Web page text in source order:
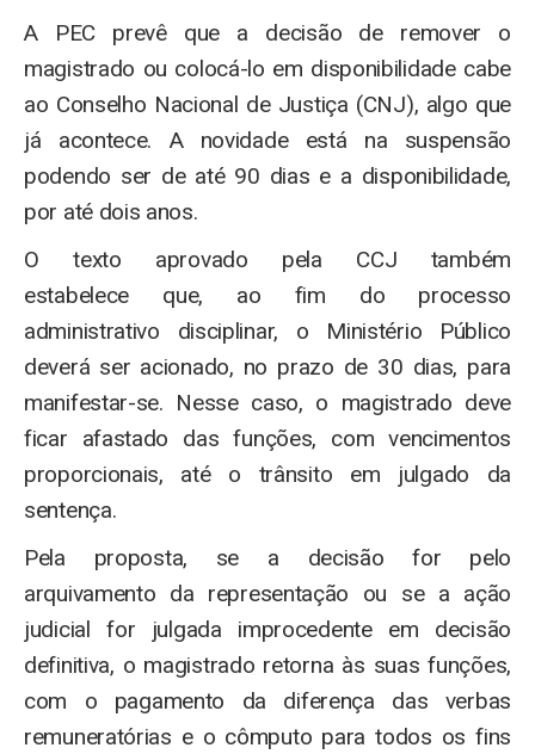
A PEC prevê que a decisão de remover o
magistrado ou colocá-lo em disponibilidade cabe
ao Conselho Nacional de Justiça (CNJ), algo que
já acontece. A novidade está na suspensão
podendo ser de até 90 dias e a disponibilidade,
por até dois anos.
O texto aprovado pela CCJ também
estabelece que, ao fim do processo
administrativo disciplinar, o Ministério Público
deverá ser acionado, no prazo de 30 dias, para
manifestar-se. Nesse caso, o magistrado deve
ficar afastado das funções, com vencimentos
proporcionais, até o trânsito em julgado da
sentença.
Pela proposta, se a decisão for pelo
arquivamento da representação ou se a ação
judicial for julgada improcedente em decisão
definitiva, o magistrado retorna às suas funções,
com o pagamento da diferença das verbas
remuneratórias e o cômputo para todos os fins